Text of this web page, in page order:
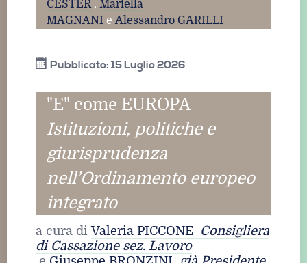
CESTER, Mariella
MAGNANI e Alessandro GARILLI
Pubblicato: 15 Luglio 2026
"E" come EUROPA
Istituzioni, politiche e
giurisprudenza
nell’Ordinamento europeo
integrato
a cura diValeria PICCONE Consigliera
di Cassazione sez. Lavoro